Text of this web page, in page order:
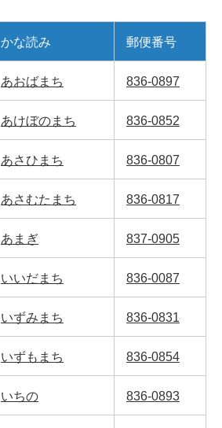
かな読み 郵便番号
あおばまち 836-0897
あけぼのまち 836-0852
あさひまち 836-0807
あさむたまち 836-0817
あまぎ 837-0905
いいだまち 836-0087
いずみまち 836-0831
いずもまち 836-0854
いちの 836-0893